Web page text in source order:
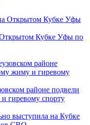
Кубке Уфы по
районе подвели
гиревому спорту